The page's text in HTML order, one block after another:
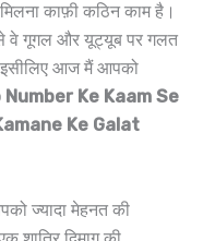
काफ़ी कठिन काम है।
वे गूगल और यूट्यूब पर गलत
आज मैं आपको
Number Ke Kaam Se
Ke Galat
ज्यादा मेहनत की